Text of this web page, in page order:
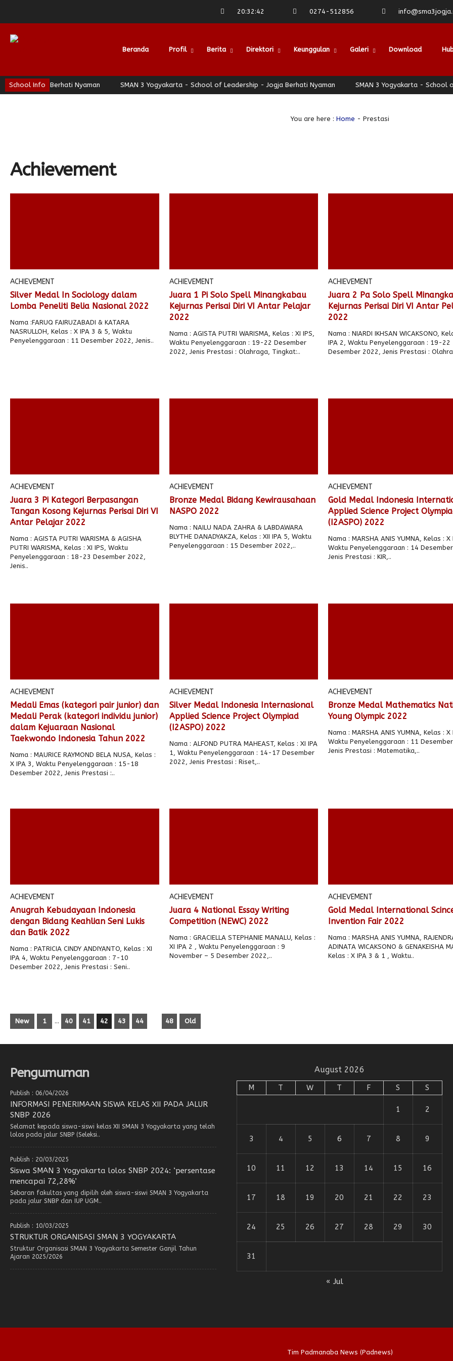
20:32 :43 0274-512856
Beranda Profil Berita Direktori Keunggulan Galeri Download
School Info
Jogja Berhati Nyaman SMAN 3 Yogyakarta - School of Leadership - Jogja Berhati Nyaman SMAN 3 Yogyakarta - School of
You are here : Home - Prestasi
Achievement
ACHIEVEMENT
Silver Medal In Sociology dalam
Lomba Peneliti Belia Nasional 2022
Nama :FARUQ FAIRUZABADI & KATARA
NASRULLOH, Kelas : X IPA 3 & 5, Waktu
Penyelenggaraan : 11 Desember 2022, Jenis..
ACHIEVEMENT
Juara 1 Pi Solo Spell Minangkabau
Kejurnas Perisai Diri VI Antar Pelajar
2022
Nama : AGISTA PUTRI WARISMA, Kelas : XI IPS,
Waktu Penyelenggaraan : 19-22 Desember
2022, Jenis Prestasi : Olahraga, Tingkat:..
ACHIEVEMENT
Juara 2 Pa Solo Spell
Kejurnas Perisai Diri VI Antar
2022
Nama : NIARDI IKHSAN WICAKSONO,
IPA 2, Waktu Penyelenggaraan : 19-22
Desember 2022, Jenis Prestasi :
ACHIEVEMENT
Juara 3 Pi Kategori Berpasangan
Tangan Kosong Kejurnas Perisai Diri VI
Antar Pelajar 2022
Nama : AGISTA PUTRI WARISMA & AGISHA
PUTRI WARISMA, Kelas : XI IPS, Waktu
Penyelenggaraan : 18-23 Desember 2022,
Jenis..
ACHIEVEMENT
Bronze Medal Bidang Kewirausahaan
NASPO 2022
Nama : NAILU NADA ZAHRA & LABDAWARA
BLYTHE DANADYAKZA, Kelas : XII IPA 5, Waktu
Penyelenggaraan : 15 Desember 2022,..
ACHIEVEMENT
Gold Medal Indonesia
Applied Science Project
(I2ASPO) 2022
Nama : MARSHA ANIS YUMNA, Kelas : X
Waktu Penyelenggaraan : 14
Jenis Prestasi : KIR,..
ACHIEVEMENT
Medali Emas (kategori pair junior) dan
Medali Perak (kategori individu junior)
dalam Kejuaraan Nasional
Taekwondo Indonesia Tahun 2022
Nama : MAURICE RAYMOND BELA NUSA, Kelas :
X IPA 3, Waktu Penyelenggaraan : 15-18
Desember 2022, Jenis Prestasi :..
ACHIEVEMENT
Silver Medal Indonesia Internasional
Applied Science Project Olympiad
(I2ASPO) 2022
Nama : ALFOND PUTRA MAHEAST, Kelas : XI IPA
1, Waktu Penyelenggaraan : 14-17 Desember
2022, Jenis Prestasi : Riset,..
ACHIEVEMENT
Bronze Medal Mathematics
Young Olympic 2022
Nama : MARSHA ANIS YUMNA, Kelas : X
Waktu Penyelenggaraan : 11
Jenis Prestasi : Matematika,..
ACHIEVEMENT
Anugrah Kebudayaan Indonesia
dengan Bidang Keahlian Seni Lukis
dan Batik 2022
Nama : PATRICIA CINDY ANDIYANTO, Kelas : XI
IPA 4, Waktu Penyelenggaraan : 7-10
Desember 2022, Jenis Prestasi : Seni..
ACHIEVEMENT
Juara 4 National Essay Writing
Competition (NEWC) 2022
Nama : GRACIELLA STEPHANIE MANALU, Kelas :
XI IPA 2 , Waktu Penyelenggaraan : 9
November – 5 Desember 2022,..
ACHIEVEMENT
Gold Medal International
Invention Fair 2022
Nama : MARSHA ANIS YUMNA,
ADINATA WICAKSONO & GENAKEISHA
Kelas : X IPA 3 & 1 , Waktu..
New 1 … 40 41 42 43 44 48 Old
Pengumuman
Publish : 06/04/2026
INFORMASI PENERIMAAN SISWA KELAS XII PADA JALUR
SNBP 2026
Selamat kepada siswa-siswi kelas XII SMAN 3 Yogyakarta yang telah
lolos pada jalur SNBP (Seleksi..
Publish : 20/03/2025
Siswa SMAN 3 Yogyakarta lolos SNBP 2024: ‘persentase
mencapai 72,28%’
Sebaran fakultas yang dipilih oleh siswa-siswi SMAN 3 Yogyakarta
pada jalur SNBP dan IUP UGM..
Publish : 10/03/2025
STRUKTUR ORGANISASI SMAN 3 YOGYAKARTA
Struktur Organisasi SMAN 3 Yogyakarta Semester Ganjil Tahun
Ajaran 2025/2026
August 2026
M T W T F S S
1 2
3 4 5 6 7 8 9
10 11 12 13 14 15 16
17 18 19 20 21 22 23
24 25 26 27 28 29 30
31
« Jul
Tim Padmanaba News (Padnews)